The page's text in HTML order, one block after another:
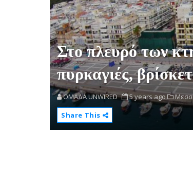
Στο πλευρό των
πυρκαγιές,
OMAΔΑ UNWIRED 5 years ago
Share This